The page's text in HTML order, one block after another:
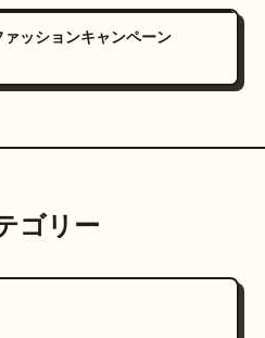
ッションキャンペーン
ゴリー